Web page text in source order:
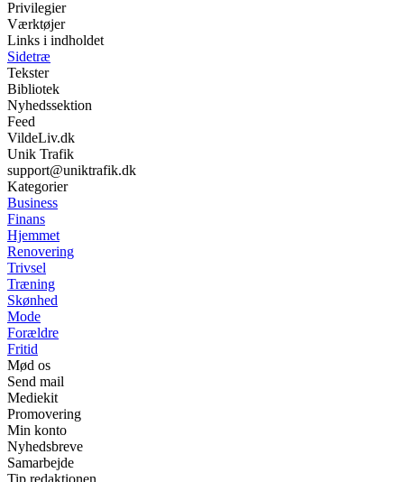
Privilegier
Værktøjer
Links i indholdet
Sidetræ
Tekster
Bibliotek
Nyhedssektion
Feed
VildeLiv.dk
Unik Trafik
support@uniktrafik.dk
Kategorier
Business
Finans
Hjemmet
Renovering
Trivsel
Træning
Skønhed
Mode
Forældre
Fritid
Mød os
Send mail
Mediekit
Promovering
Min konto
Nyhedsbreve
Samarbejde
Tip redaktionen